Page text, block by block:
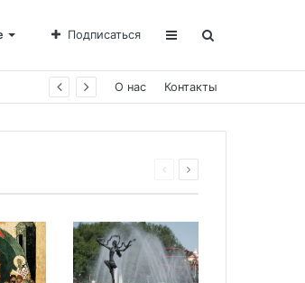
Подписаться
О нас Контакты